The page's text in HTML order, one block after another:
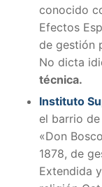
conocido
Efectos
de gestión
No dicta
técnica.
Instituto
el barrio
«Don
1878, de
Extendida